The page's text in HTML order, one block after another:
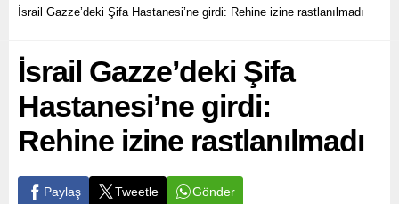
İsrail Gazze’deki Şifa Hastanesi’ne girdi: Rehine izine rastlanılmadı
İsrail Gazze’deki Şifa
Hastanesi’ne girdi:
Rehine izine rastlanılmadı
Paylaş Tweetle Gönder